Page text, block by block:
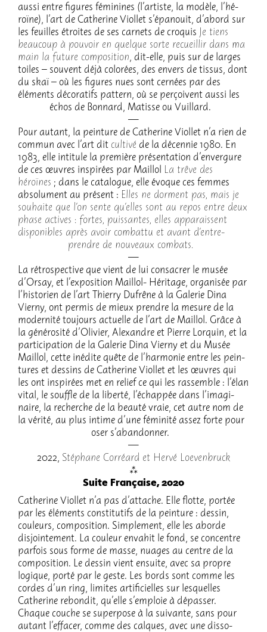
aussi entre figures fémi­nines (l’ar­tiste, la modèle, l’hé­
roïne), l’art de Cathe­rine Viol­let s’épa­nouit, d’abord sur
les feuilles étroites de ses carnets de croquis Je tiens
beau­coup à pouvoir en quelque sorte recueillir dans ma
main la future compo­si­tion, dit-elle, puis sur de larges
toiles – souvent déjà colo­rées, des envers de tissus, dont
du skaï – où les figures nues sont cernées par des
éléments déco­ra­tifs pattern, où se perçoivent aussi les
échos de Bonnard, Matisse ou Vuillard.
Pour autant, la pein­ture de Cathe­rine Viol­let n’a rien de
commun avec l’art dit cultivé de la décen­nie 1980. En
1983, elle inti­tule la première présen­ta­tion d’en­ver­gure
de ces œuvres inspi­rées par Maillol La trêve des
héroïnes ; dans le cata­logue, elle évoque ces femmes
abso­lu­ment au présent : Elles ne dorment pas, mais je
souhaite que l’on sente qu’elles sont au repos entre deux
phase actives : fortes, puis­santes, elles appa­raissent
dispo­nibles après avoir combattu et avant d’en­tre­
prendre de nouveaux combats.
La rétros­pec­tive que vient de lui consa­crer le musée
d’Or­say, et l’ex­po­si­tion Maillol- Héri­tage, orga­ni­sée par
l’his­to­rien de l’art Thierry Dufrêne à la Gale­rie Dina
Vierny, ont permis de mieux prendre la mesure de la
moder­nité toujours actuelle de l’art de Maillol. Grâce à
la géné­ro­sité d’Oli­vier, Alexandre et Pierre Lorquin, et la
parti­ci­pa­tion de la Gale­rie Dina Vierny et du Musée
Maillol, cette inédite quête de l’har­mo­nie entre les pein­
tures et dessins de Cathe­rine Viol­let et les œuvres qui
les ont inspi­rées met en relief ce qui les rassemble : l’élan
vital, le souffle de la liberté, l’échap­pée dans l’ima­gi­
naire, la recherche de la beauté vraie, cet autre nom de
la vérité, au plus intime d’une fémi­nité assez forte pour
oser s’aban­don­ner.
2022, Stéphane Corréard et Hervé Loeven­bruck
Suite Française, 2020
Cathe­rine Viol­let n’a pas d’at­tache. Elle flotte, portée
par les éléments consti­tu­tifs de la pein­ture : dessin,
couleurs, compo­si­tion. Simple­ment, elle les aborde
disjoin­te­ment. La couleur enva­hit le fond, se concentre
parfois sous forme de masse, nuages au centre de la
compo­si­tion. Le dessin vient ensuite, avec sa propre
logique, porté par le geste. Les bords sont comme les
cordes d’un ring, limites arti­fi­cielles sur lesquelles
Cathe­rine rebon­dit, qu’elle s’em­ploie à dépas­ser.
Chaque couche se super­pose à la suivante, sans pour
autant l’ef­fa­cer, comme des calques, avec une disso­